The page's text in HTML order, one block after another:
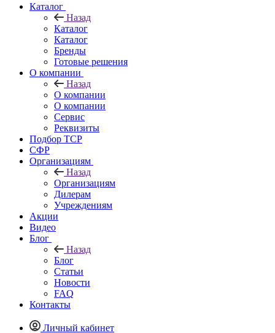
Каталог
Назад
Каталог
Каталог
Бренды
Готовые решения
О компании
Назад
О компании
О компании
Сервис
Реквизиты
Подбор ТСР
СФР
Организациям
Назад
Организациям
Дилерам
Учреждениям
Акции
Видео
Блог
Назад
Блог
Статьи
Новости
FAQ
Контакты
Личный кабинет